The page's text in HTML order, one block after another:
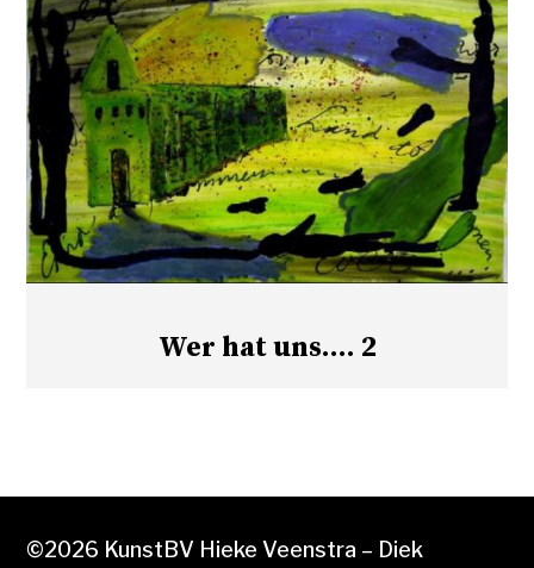
Wer hat uns…. 2
©2026 KunstBV Hieke Veenstra – Diek